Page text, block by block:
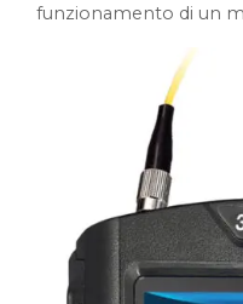
funzionamento di un